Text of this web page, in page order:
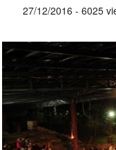
27/12/2016 - 6025